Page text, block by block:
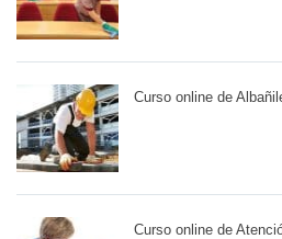
Curso online de
Curso online de